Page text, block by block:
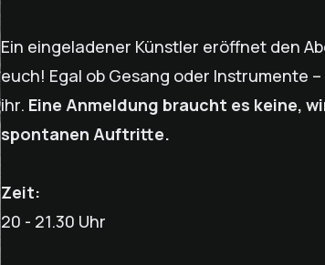
Ein eingeladener Künstler eröffnet den
euch! Egal ob Gesang oder Instrumente
ihr. Eine Anmeldung braucht es keine,
spontanen Auftritte.
Zeit:
20 - 21.30 Uhr